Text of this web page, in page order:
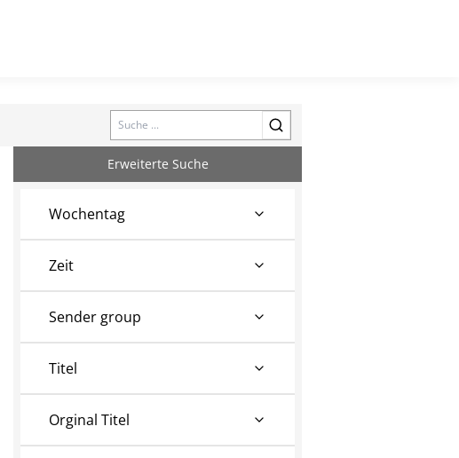
Search
Erweiterte Suche
Wochentag
Zeit
Sender group
Titel
Orginal Titel